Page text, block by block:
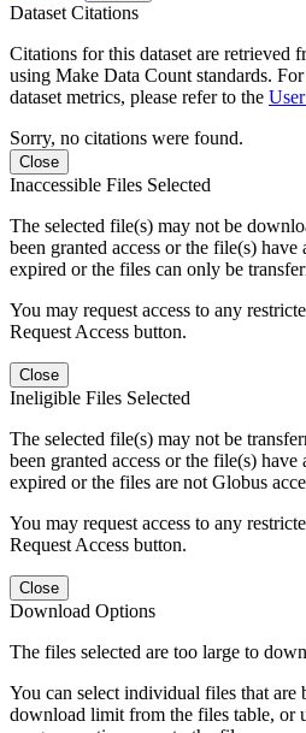
Dataset Citations
Citations for this dataset are retrieved
using Make Data Count standards.
dataset metrics, please refer to the
Sorry, no citations were found.
Close
Inaccessible Files Selected
The selected file(s) may not be
been granted access or the file(s)
expired or the files can only be
You may request access to any
Request Access button.
Close
Ineligible Files Selected
The selected file(s) may not be
been granted access or the file(s)
expired or the files are not Globus
You may request access to any
Request Access button.
Close
Download Options
The files selected are too large to
You can select individual files that
download limit from the files table, or